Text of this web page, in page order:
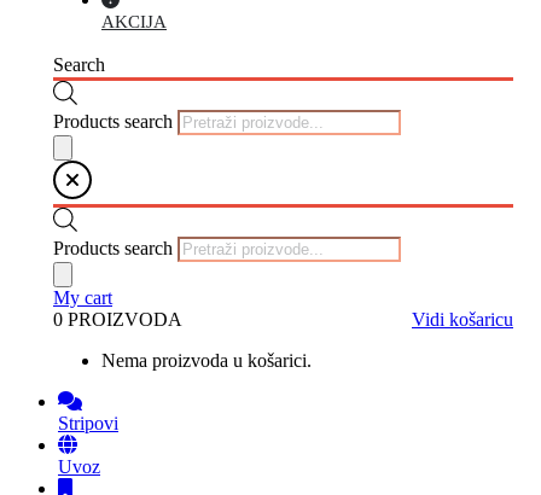
AKCIJA
Search
Products search
Products search
My cart
0 PROIZVODA
Vidi košaricu
Nema proizvoda u košarici.
Stripovi
Uvoz